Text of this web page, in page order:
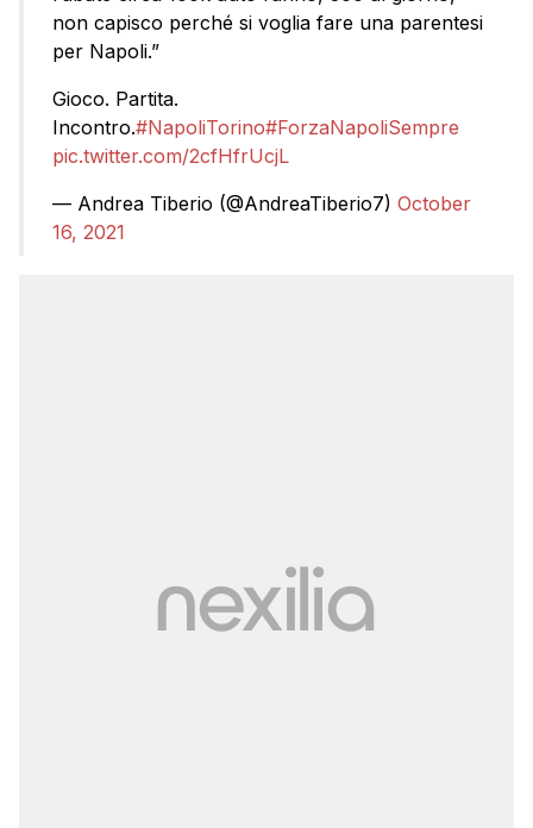
non capisco perché si voglia fare una parentesi
per Napoli.”
Gioco. Partita.
Incontro.#NapoliTorino#ForzaNapoliSempre
pic.twitter.com/2cfHfrUcjL
— Andrea Tiberio (@AndreaTiberio7) October
16, 2021